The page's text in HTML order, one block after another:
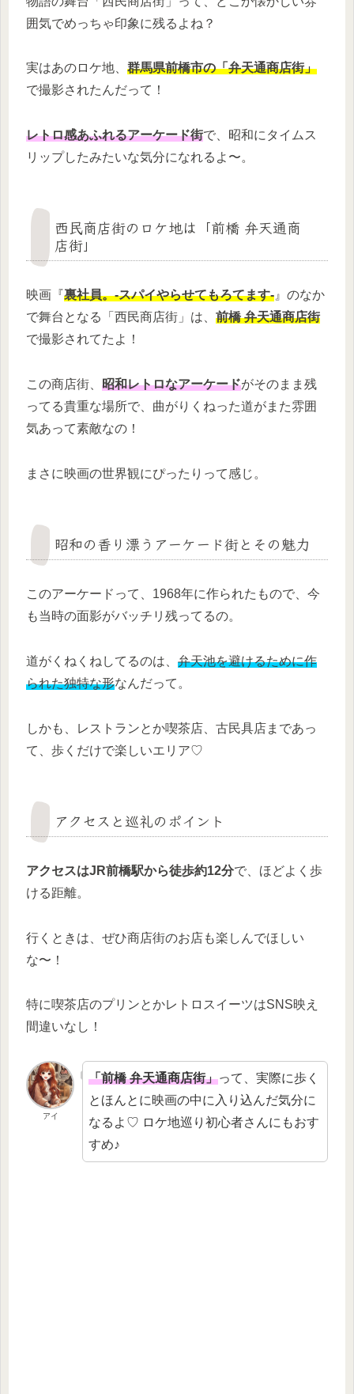
囲気でめっちゃ印象に残るよね？
実はあのロケ地、 群馬県前橋市の「弁天通商店街」
で撮影されたんだって！
レトロ感あふれるアーケード街で、昭和にタイムス
リップしたみたいな気分になれるよ〜。
西民商店街のロケ地は「前橋 弁天通商
店街」
映画『裏社員。-スパイやらせてもろてます- 』のなか
で舞台となる「西民商店街」は、 前橋 弁天通商店街
で撮影されてたよ！
この商店街、 昭和レトロなアーケードがそのまま残
ってる貴重な場所で、曲がりくねった道がまた雰囲
気あって素敵なの！
まさに映画の世界観にぴったりって感じ。
昭和の香り漂うアーケード街とその魅力
このアーケードって、1968年に作られたもので、今
も当時の面影がバッチリ残ってるの。
道がくねくねしてるのは、 弁天池を避けるために作
られた独特な形なんだって。
しかも、レストランとか喫茶店、古民具店まであっ
て、歩くだけで楽しいエリア♡
アクセスと巡礼のポイント
アクセスはJR前橋駅から徒歩約12分で、ほどよく歩
ける距離。
行くときは、ぜひ商店街のお店も楽しんでほしい
な〜！
特に喫茶店のプリンとかレトロスイーツはSNS映え
間違いなし！
アイ
「前橋 弁天通商店街」って、実際に歩く
とほんとに映画の中に入り込んだ気分に
なるよ♡ ロケ地巡り初心者さんにもおす
すめ♪